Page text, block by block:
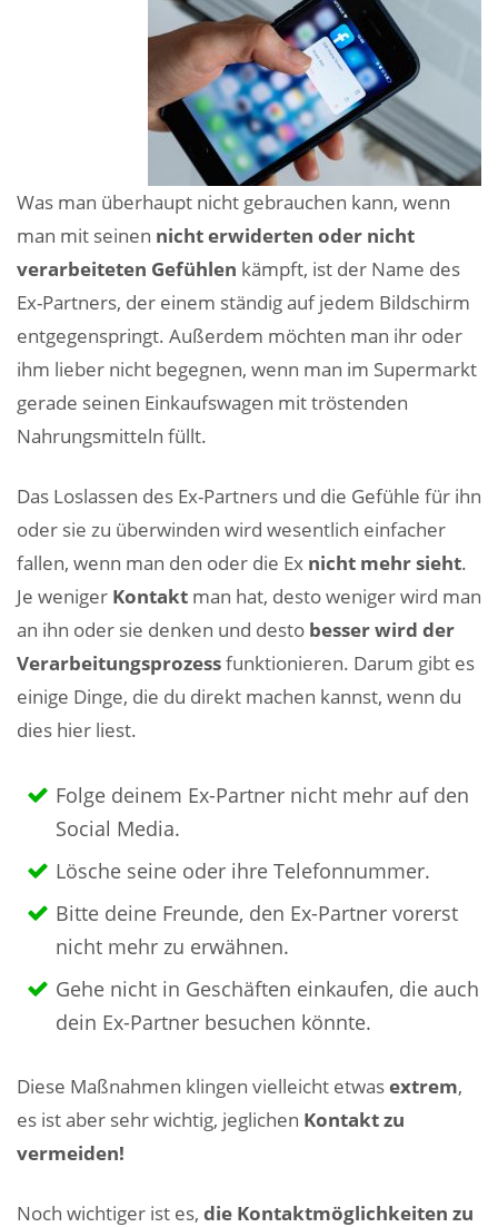
Was man überhaupt nicht gebrauchen kann, wenn
man mit seinen nicht erwiderten oder nicht
verarbeiteten Gefühlen kämpft, ist der Name des
Ex-Partners, der einem ständig auf jedem Bildschirm
entgegenspringt. Außerdem möchten man ihr oder
ihm lieber nicht begegnen, wenn man im Supermarkt
gerade seinen Einkaufswagen mit tröstenden
Nahrungsmitteln füllt.
Das Loslassen des Ex-Partners und die Gefühle für ihn
oder sie zu überwinden wird wesentlich einfacher
fallen, wenn man den oder die Ex nicht mehr sieht.
Je weniger Kontakt man hat, desto weniger wird man
an ihn oder sie denken und desto besser wird der
Verarbeitungsprozessfunktionieren. Darum gibt es
einige Dinge, die du direkt machen kannst, wenn du
dies hier liest.
Folge deinem Ex-Partner nicht mehr auf den
Social Media.
Lösche seine oder ihre Telefonnummer.
Bitte deine Freunde, den Ex-Partner vorerst
nicht mehr zu erwähnen.
Gehe nicht in Geschäften einkaufen, die auch
dein Ex-Partner besuchen könnte.
Diese Maßnahmen klingen vielleicht etwasextrem,
es ist aber sehr wichtig, jeglichen Kontakt zu
vermeiden!
Noch wichtiger ist es, die Kontaktmöglichkeiten zu